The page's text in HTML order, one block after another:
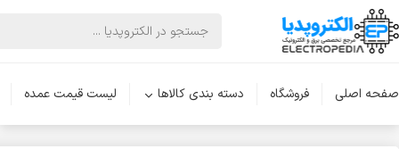
صفحه اصلی فروشگاه دسته بندی کالاها لیست قیمت عمده